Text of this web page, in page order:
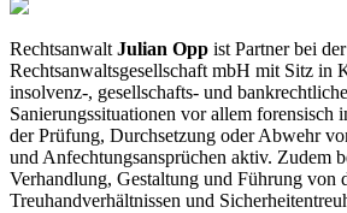
Rechtsanwalt Julian Opp ist Partner bei
Rechtsanwaltsgesellschaft mbH mit Sitz in
insolvenz-, gesellschafts- und
Sanierungssituationen vor allem forensisch
der Prüfung, Durchsetzung oder Abwehr
und Anfechtungsansprüchen aktiv. Zudem
Verhandlung, Gestaltung und Führung von
Treuhandverhältnissen und